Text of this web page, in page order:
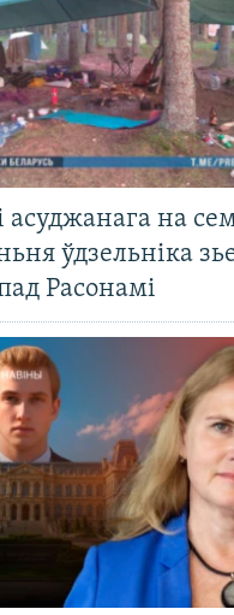
асуджанага на
ўдзельніка
Расонамі